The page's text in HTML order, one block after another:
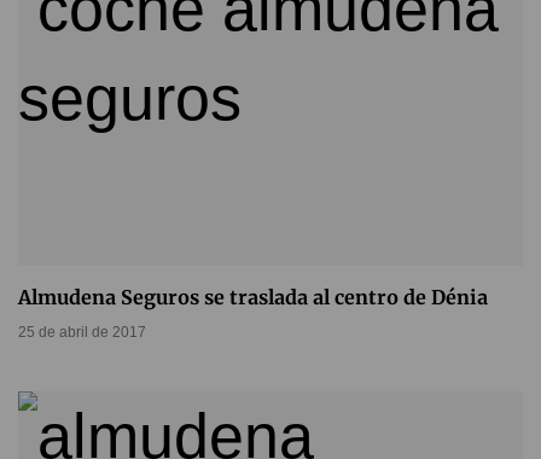
Almudena Seguros se traslada al centro de Dénia
25 de abril de 2017